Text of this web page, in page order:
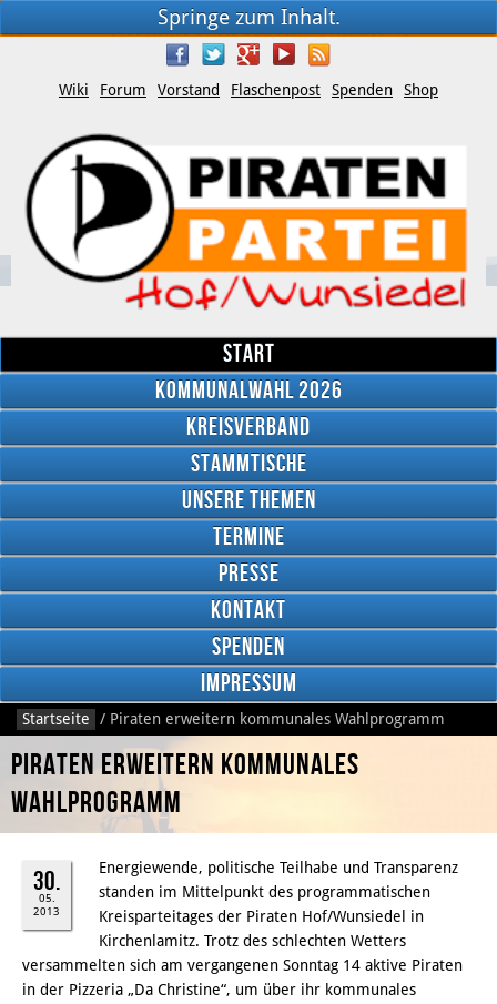
Springe zum Inhalt.
Facebook
Twitter
Google
Plus
YouTube
RSS
Wiki Forum Vorstand Flaschenpost Spenden Shop
Start
Kommunalwahl 2026
Kreisverband
Stammtische
Unsere Themen
Termine
Presse
Kontakt
Spenden
Impressum
Startseite / Piraten erweitern kommunales Wahlprogramm
Piraten erweitern kommunales
Wahlprogramm
30.
05.
2013
Energiewende, politische Teilhabe und Transparenz
standen im Mittelpunkt des programmatischen
Kreisparteitages der Piraten Hof/Wunsiedel in
Kirchenlamitz. Trotz des schlechten Wetters
versammelten sich am vergangenen Sonntag 14 aktive Piraten
in der Pizzeria „Da Christine“, um über ihr kommunales